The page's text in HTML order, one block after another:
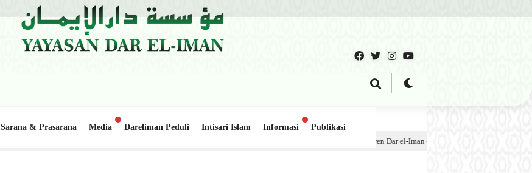
Sarana & Prasarana Media Dareliman Peduli Intisari Islam Informasi
Publikasi
Update Donasi: Pembangunan Gedung Belajar 2, Pondok Pesantren Dar el-Iman – 30 Juli 2026 1 minggu lalu